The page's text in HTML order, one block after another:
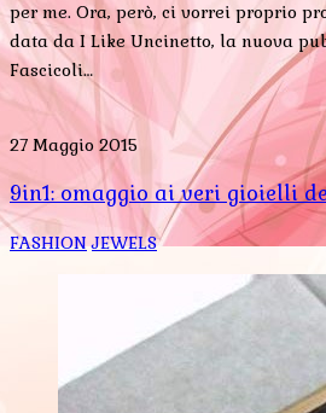
per me. Ora, però, ci vorrei proprio
data da I Like Uncinetto, la nuova
Fascicoli…
27 Maggio 2015
9in1: omaggio ai veri gioielli
FASHION JEWELS